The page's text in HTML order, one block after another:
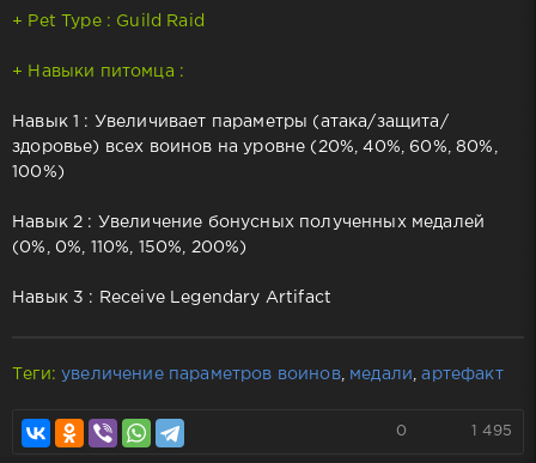
+ Pet Type : Guild Raid
+ Навыки питомца :
Навык 1 : Увеличивает параметры (атака/защита/
здоровье) всех воинов на уровне (20%, 40%, 60%, 80%,
100%)
Навык 2 : Увеличение бонусных полученных медалей
(0%, 0%, 110%, 150%, 200%)
Навык 3 : Receive Legendary Artifact
Теги: увеличение параметров воинов, медали ,артефакт
0 1 495